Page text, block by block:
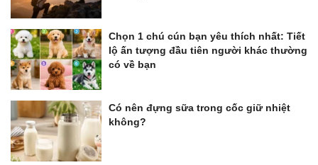
Chọn 1 chú cún bạn yêu thích nhất: Tiết
lộ ấn tượng đầu tiên người khác thường
có về bạn
Có nên đựng sữa trong cốc giữ nhiệt
không?